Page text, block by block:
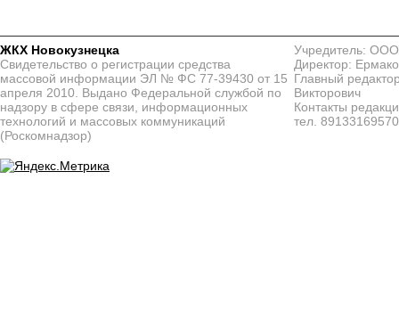
ЖКХ Новокузнецка
Свидетельство о регистрации средства
массовой информации ЭЛ № ФС 77-39430 от 15
апреля 2010. Выдано Федеральной службой по
надзору в сфере связи, информационных
технологий и массовых коммуникаций
(Роскомнадзор)
Учредитель:
Директор:
Главный
Викторович
Контакты
тел. 89133169570